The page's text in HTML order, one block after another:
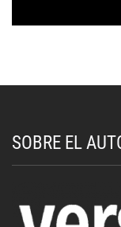
SOBRE EL